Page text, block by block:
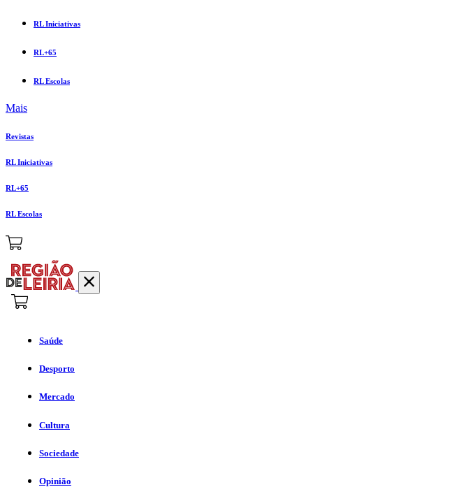
RL Iniciativas
RL+65
RL Escolas
Mais
Revistas
RL Iniciativas
RL+65
RL Escolas
Saúde
Desporto
Mercado
Cultura
Sociedade
Opinião